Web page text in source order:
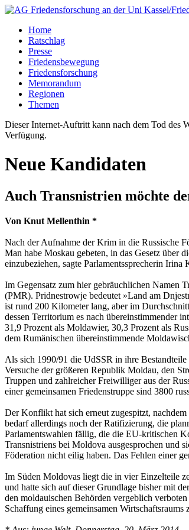
Home
Ratschlag
Presse
Friedensbewegung
Friedensforschung
Memorandum
Regionen
Themen
Dieser Internet-Auftritt kann nach dem Tod des
Verfügung.
Neue Kandidaten
Auch Transnistrien möchte
Von Knut Mellenthin *
Nach der Aufnahme der Krim in die Russische
Man habe Moskau gebeten, in das Gesetz über
einzubeziehen, sagte Parlamentssprecherin Irina
Im Gegensatz zum hier gebräuchlichen Namen
(PMR). Pridnestrowje bedeutet »Land am
ist rund 200 Kilometer lang, aber im
dessen Territorium es nach übereinstimmender
31,9 Prozent als Moldawier, 30,3 Prozent als
dem Rumänischen übereinstimmende
Als sich 1990/91 die UdSSR in ihre
Versuche der größeren Republik Moldau, den
Truppen und zahlreicher Freiwilliger aus der
einer gemeinsamen Friedenstruppe sind 3800
Der Konflikt hat sich erneut zugespitzt,
bedarf allerdings noch der Ratifizierung, die
Parlamentswahlen fällig, die die EU-kritischen
Transnistriens bei Moldova ausgesprochen und
Föderation nicht eilig haben. Das Fehlen einer
Im Süden Moldovas liegt die in vier Einzelteile
und hatte sich auf dieser Grundlage bisher mit
den moldauischen Behörden vergeblich
Schaffung eines gemeinsamen